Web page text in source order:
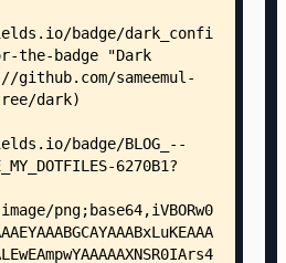
nogaps.sh
reload.sh
1.rasi
blt-connect.sh
clipboard.sh
cliphist-rofi
mocha.rasi
onedark.rasi